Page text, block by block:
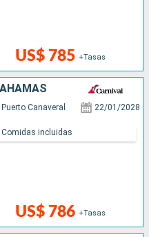
US$ 785 +Tasas
Puerto Canaveral 22/01/2028
US$ 786 +Tasas
Comidas incluidas